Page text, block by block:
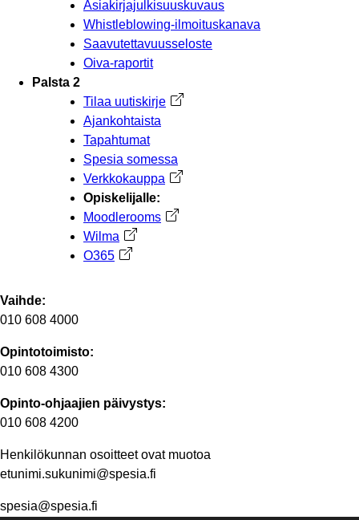
Asiakirjajulkisuuskuvaus
Whistleblowing-ilmoituskanava
Saavutettavuusseloste
Oiva-raportit
Palsta 2
Tilaa uutiskirje Avautuu uuteen välilehteen
Ajankohtaista
Tapahtumat
Spesia somessa
Verkkokauppa Avautuu uuteen välilehteen
Opiskelijalle:
Moodlerooms Avautuu uuteen välilehteen
Wilma Avautuu uuteen välilehteen
O365 Avautuu uuteen välilehteen
Vaihde:
010 608 4000
Opintotoimisto:
010 608 4300
Opinto-ohjaajien päivystys:
010 608 4200
Henkilökunnan osoitteet ovat muotoa
etunimi.sukunimi@spesia.fi
spesia@spesia.fi